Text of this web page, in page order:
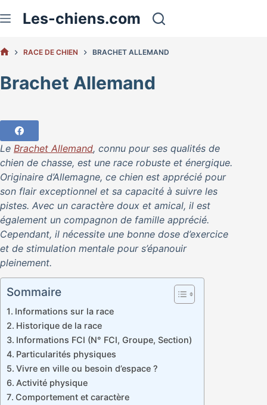
au
Les-chiens.com
RACE DE CHIEN BRACHET ALLEMAND
Brachet Allemand
Le Brachet Allemand, connu pour ses qualités de
chien de chasse, est une race robuste et énergique.
Originaire d’Allemagne, ce chien est apprécié pour
son flair exceptionnel et sa capacité à suivre les
pistes. Avec un caractère doux et amical, il est
également un compagnon de famille apprécié.
Cependant, il nécessite une bonne dose d’exercice
et de stimulation mentale pour s’épanouir
pleinement.
Sommaire
Informations sur la race
Historique de la race
Informations FCI (N° FCI, Groupe, Section)
Particularités physiques
Vivre en ville ou besoin d’espace ?
Activité physique
Comportement et caractère